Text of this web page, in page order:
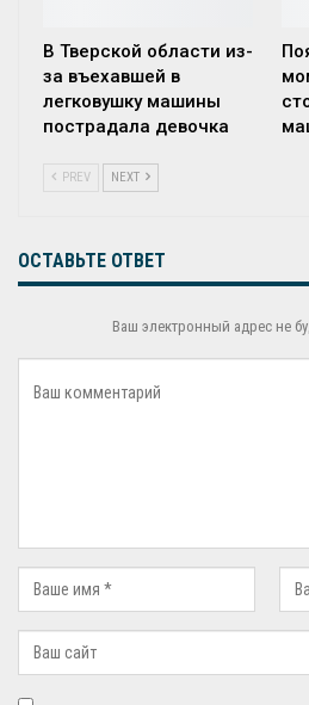
В Тверской области из-
за въехавшей в
легковушку машины
пострадала девочка
PREV NEXT
ОСТАВЬТЕ ОТВЕТ
Ваш электронный адрес не